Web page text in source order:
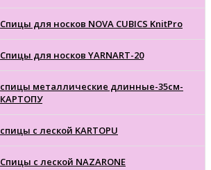
Спицы для носков NOVA CUBICS KnitPro
Спицы для носков YARNART-20
спицы металлические длинные-35см-
КАРТОПУ
спицы с леской KARTOPU
Спицы с леской NAZARONE